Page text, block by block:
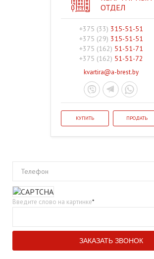
ОТДЕЛ
+375 (33) 315-51-51
+375 (29) 315-51-51
+375 (162) 51-51-71
+375 (162) 51-51-72
kvartira@a-brest.by
КУПИТЬ ПРОДАТЬ
Телефон
Введите слово на картинке*